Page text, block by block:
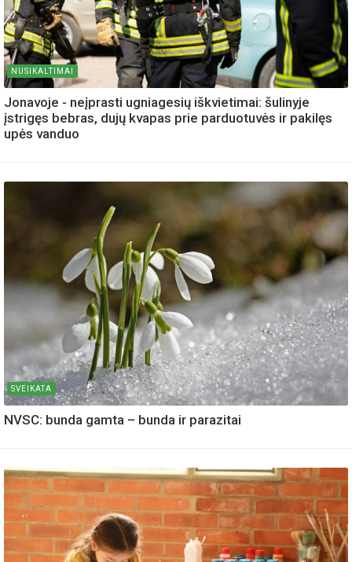
NUSIKALTIMAI
Jonavoje - neįprasti ugniagesių iškvietimai: šulinyje
įstrigęs bebras, dujų kvapas prie parduotuvės ir pakilęs
upės vanduo
SVEIKATA
NVSC: bunda gamta – bunda ir parazitai